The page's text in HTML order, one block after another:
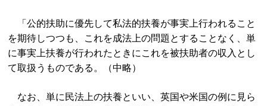
「公的扶助に優先して私法的扶養が事実上行われること
を期待しつつも、これを成法上の問題とすることなく、単
に事実上扶養が行われたときにこれを被扶助者の収入とし
て取扱うものである。（中略）
なお、単に民法上の扶養といい、英国や米国の例に見ら